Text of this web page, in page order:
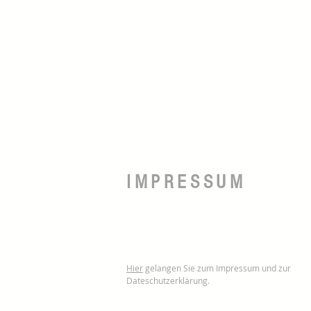
IMPRESSUM
Hier gelangen Sie zum Impressum und zur
Dateschutzerklärung.